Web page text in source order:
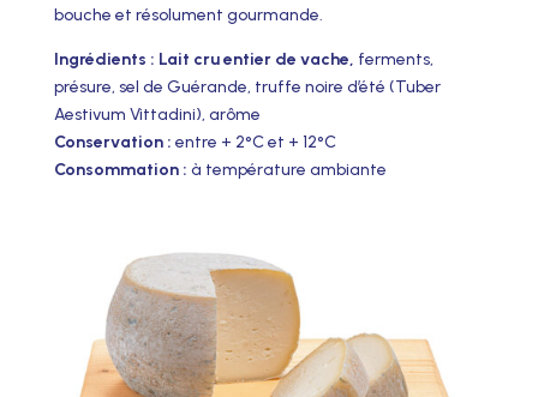
bouche et résolument gourmande.
Ingrédients : Lait cru entier de vache, ferments,
présure, sel de Guérande, truffe noire d’été (Tuber
Aestivum Vittadini), arôme
Conservation : entre + 2°C et + 12°C
Consommation : à température ambiante